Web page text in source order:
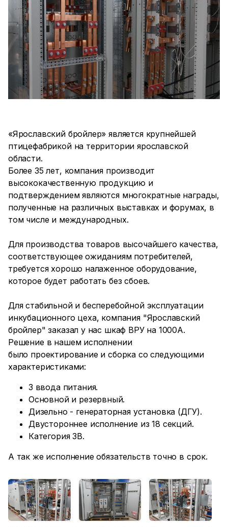
«Ярославский бройлер» является крупнейшей
птицефабрикой на территории ярославской
области.
Более 35 лет, компания производит
высококачественную продукцию и
подтверждением являются многократные награды,
полученные на различных выставках и форумах, в
том числе и международных.
Для производства товаров высочайшего качества,
соответствующее ожиданиям потребителей,
требуется хорошо налаженное оборудование,
которое будет работать без сбоев.
Для стабильной и бесперебойной эксплуатации
инкубационного цеха, компания "Ярославский
бройлер" заказал у нас шкаф ВРУ на 1000А.
Решение в нашем исполнении
было проектирование и сборка со следующими
характеристиками:
3 ввода питания.
Основной и резервный.
Дизельно - генераторная установка (ДГУ).
Двустороннее исполнение из 18 секций.
Категория 3B.
А так же исполнение обязательств точно в срок.